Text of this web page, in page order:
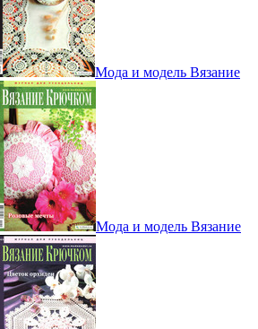
Мода и модель Вязание
Мода и модель Вязание